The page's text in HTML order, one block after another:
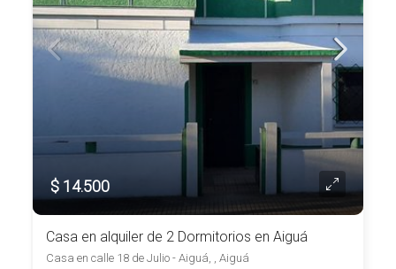
$ 14.500
Casa en alquiler de 2 Dormitorios en Aiguá
Casa en calle 18 de Julio - Aiguá, , Aiguá